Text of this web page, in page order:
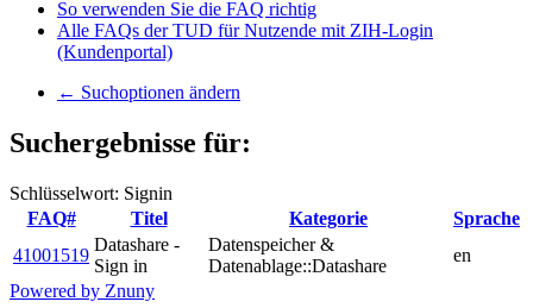
So verwenden Sie die FAQ richtig
Alle FAQs der TUD für Nutzende mit ZIH-Login
(Kundenportal)
← Suchoptionen ändern
Suchergebnisse für:
Schlüsselwort: Signin
FAQ#
Titel Kategorie
Sprache
41001519
Datashare -
Sign in
Datenspeicher &
Datenablage::Datashare
en
Powered by Znuny